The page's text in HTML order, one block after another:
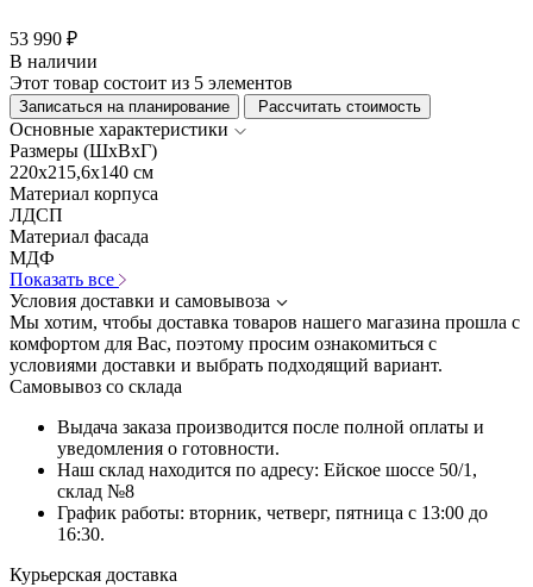
53 990 ₽
В наличии
Этот товар состоит из 5 элементов
Записаться на планирование Рассчитать стоимость
Основные характеристики
Размеры (ШхВхГ)
220x215,6x140 см
Материал корпуса
ЛДСП
Материал фасада
МДФ
Показать все
Условия доставки и самовывоза
Мы хотим, чтобы доставка товаров нашего магазина прошла с
комфортом для Вас, поэтому просим ознакомиться с
условиями доставки и выбрать подходящий вариант.
Самовывоз со склада
Выдача заказа производится после полной оплаты и
уведомления о готовности.
Наш склад находится по адресу: Ейское шоссе 50/1,
склад №8
График работы: вторник, четверг, пятница с 13:00 до
16:30.
Курьерская доставка